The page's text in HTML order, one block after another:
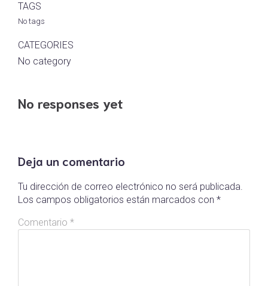
TAGS
No tags
CATEGORIES
No category
No responses yet
Deja un comentario
Tu dirección de correo electrónico no será publicada.
Los campos obligatorios están marcados con *
Comentario *